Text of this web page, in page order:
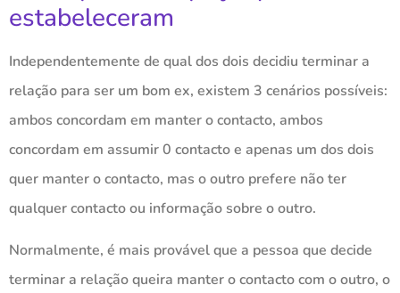
estabeleceram
Independentemente de qual dos dois decidiu terminar a
relação para ser um bom ex, existem 3 cenários possíveis:
ambos concordam em manter o contacto, ambos
concordam em assumir 0 contacto e apenas um dos dois
quer manter o contacto, mas o outro prefere não ter
qualquer contacto ou informação sobre o outro.
Normalmente, é mais provável que a pessoa que decide
terminar a relação queira manter o contacto com o outro, o